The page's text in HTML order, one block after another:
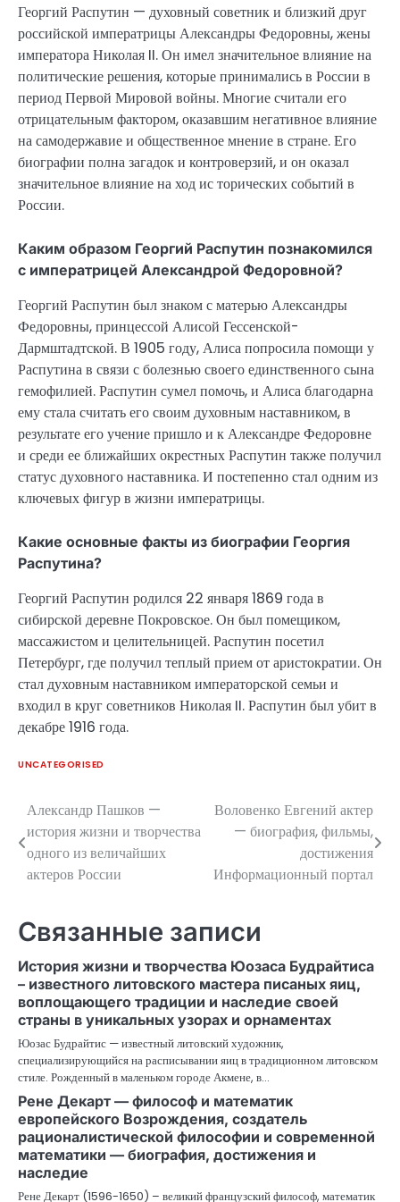
Георгий Распутин — духовный советник и близкий друг
российской императрицы Александры Федоровны, жены
императора Николая II. Он имел значительное влияние на
политические решения, которые принимались в России в
период Первой Мировой войны. Многие считали его
отрицательным фактором, оказавшим негативное влияние
на самодержавие и общественное мнение в стране. Его
биографии полна загадок и контроверзий, и он оказал
значительное влияние на ход ис торических событий в
России.
Каким образом Георгий Распутин познакомился
с императрицей Александрой Федоровной?
Георгий Распутин был знаком с матерью Александры
Федоровны, принцессой Алисой Гессенской-
Дармштадтской. В 1905 году, Алиса попросила помощи у
Распутина в связи с болезнью своего единственного сына
гемофилией. Распутин сумел помочь, и Алиса благодарна
ему стала считать его своим духовным наставником, в
результате его учение пришло и к Александре Федоровне
и среди ее ближайших окрестных Распутин также получил
статус духовного наставника. И постепенно стал одним из
ключевых фигур в жизни императрицы.
Какие основные факты из биографии Георгия
Распутина?
Георгий Распутин родился 22 января 1869 года в
сибирской деревне Покровское. Он был помещиком,
массажистом и целительницей. Распутин посетил
Петербург, где получил теплый прием от аристократии. Он
стал духовным наставником императорской семьи и
входил в круг советников Николая II. Распутин был убит в
декабре 1916 года.
UNCATEGORISED
Навигация
по
записям
Александр Пашков —
история жизни и творчества
одного из величайших
актеров России
Воловенко Евгений актер
— биография, фильмы,
достижения
Информационный портал
Связанные записи
История жизни и творчества Юозаса Будрайтиса
– известного литовского мастера писаных яиц,
воплощающего традиции и наследие своей
страны в уникальных узорах и орнаментах
Юозас Будрайтис — известный литовский художник,
специализирующийся на расписывании яиц в традиционном литовском
стиле. Рожденный в маленьком городе Акмене, в…
Рене Декарт — философ и математик
европейского Возрождения, создатель
рационалистической философии и современной
математики — биография, достижения и
наследие
Рене Декарт (1596-1650) – великий французский философ, математик